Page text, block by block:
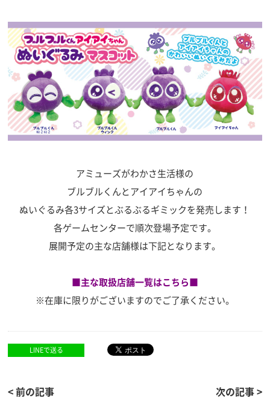
アミューズがわかさ生活様の
ブルブルくんとアイアイちゃんの
ぬいぐるみ各3サイズとぶるぶるギミックを発売します！
各ゲームセンターで順次登場予定です。
展開予定の主な店舗様は下記となります。
■主な取扱店舗一覧はこち ら
※在庫に限りがございますのでご了承ください。
LINEで送る
< 前の記事 次の記事 >